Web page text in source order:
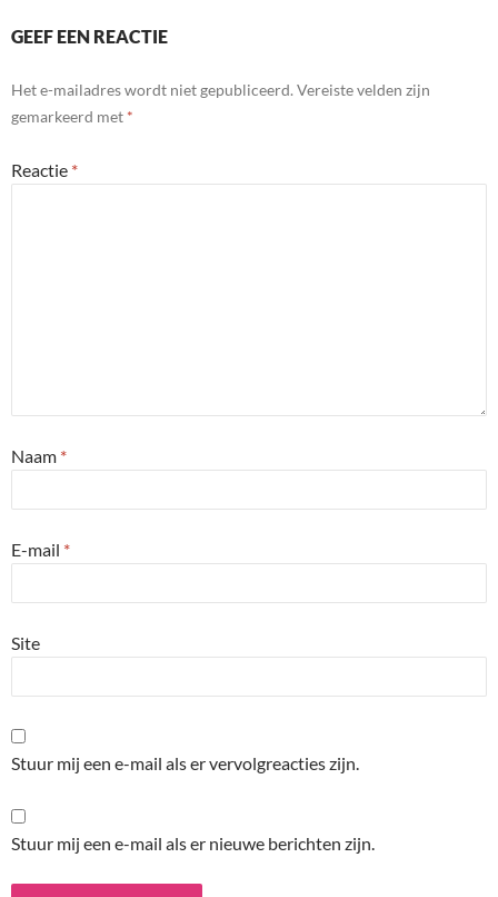
GEEF EEN REACTIE
Het e-mailadres wordt niet gepubliceerd. Vereiste velden zijn
gemarkeerd met *
Reactie *
Naam *
E-mail *
Site
Stuur mij een e-mail als er vervolgreacties zijn.
Stuur mij een e-mail als er nieuwe berichten zijn.